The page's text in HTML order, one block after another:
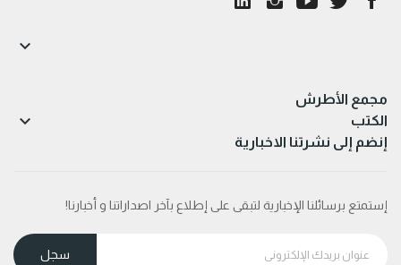
مجمع الأطرش

الكتب 
إنضم إلى نشرتنا الاخبارية
إستمتع برسائلنا الإخبارية لتبقى على إطلاع بآخر اصداراتنا و أخبارنا!